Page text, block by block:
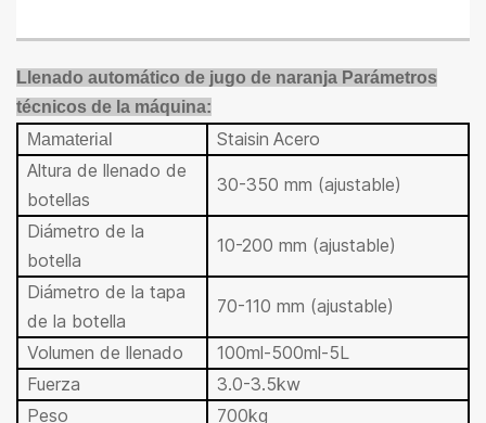
Llenado automático de jugo de naranja Parámetros
técnicos de la máquina:
Mamaterial Staisin Acero
Altura de llenado de
botellas
30-350 mm (ajustable)
Diámetro de la
botella
10-200 mm (ajustable)
Diámetro de la tapa
de la botella
70-110 mm (ajustable)
Volumen de llenado
100ml-500ml-5L
Fuerza
3.0-3.5kw
Peso
700kg